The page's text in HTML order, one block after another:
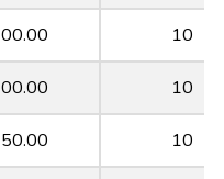
10
10
10